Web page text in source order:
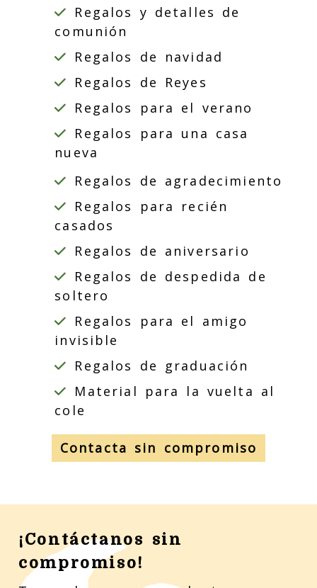
Regalos y detalles de
comunión
Regalos de navidad
Regalos de Reyes
Regalos para el verano
Regalos para una casa
nueva
Regalos de agradecimiento
Regalos para recién
casados
Regalos de aniversario
Regalos de despedida de
soltero
Regalos para el amigo
invisible
Regalos de graduación
Material para la vuelta al
cole
Contacta sin compromiso
¡Contáctanos sin
compromiso!